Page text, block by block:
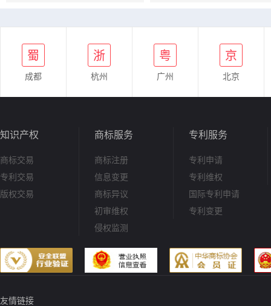
蜀
成都
浙
杭州
粤
广州
京
北京
知识产权
商标交易
专利交易
版权交易
商标服务
商标注册
信息变更
商标异议
初审维权
侵权监测
专利服务
专利申请
专利维权
国际专利申请
专利变更
友情链接